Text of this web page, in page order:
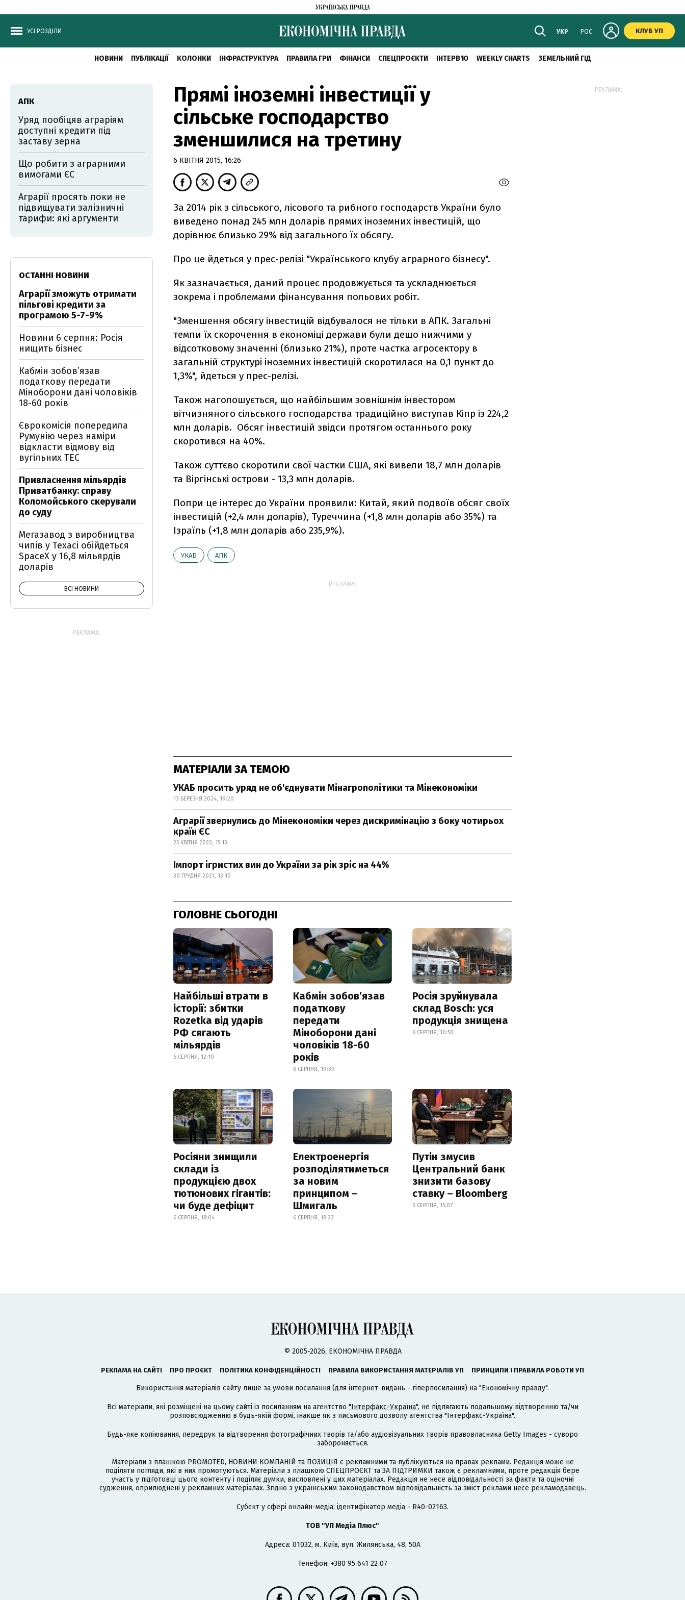
УСІ РОЗДІЛИ УКР РОС КЛУБ УП
НОВИНИ ПУБЛІКАЦІЇ КОЛОНКИ ІНФРАСТРУКТУРА ПРАВИЛА ГРИ ФІНАНСИ СПЕЦПРОЄКТИ ІНТЕРВ'Ю WEEKLY CHARTS ЗЕМЕЛЬНИЙ ГІД
Прямі іноземні інвестиції у
сільське господарство
зменшилися на третину
6 КВІТНЯ 2015, 16:26
За 2014 рік з сільського, лісового та рибного господарств України було
виведено понад 245 млн доларів прямих іноземних інвестицій, що
дорівнює близько 29% від загального їх обсягу.
Про це йдеться у прес-релізі "Українського клубу аграрного бізнесу".
Як зазначається, даний процес продовжується та ускладнюється
зокрема і проблемами фінансування польових робіт.
"Зменшення обсягу інвестицій відбувалося не тільки в АПК. Загальні
темпи їх скорочення в економіці держави були дещо нижчими у
відсотковому значенні (близько 21%), проте частка агросектору в
загальній структурі іноземних інвестицій скоротилася на 0,1 пункт до
1,3%", йдеться у прес-релізі.
Також наголошується, що найбільшим зовнішнім інвестором
вітчизняного сільського господарства традиційно виступав Кіпр із 224,2
млн доларів. Обсяг інвестицій звідси протягом останнього року
скоротився на 40%.
Також суттєво скоротили свої частки США, які вивели 18,7 млн доларів
та Віргінські острови - 13,3 млн доларів.
Попри це інтерес до України проявили: Китай, який подвоїв обсяг своїх
інвестицій (+2,4 млн доларів), Туреччина (+1,8 млн доларів або 35%) та
Ізраїль (+1,8 млн доларів або 235,9%).
УКАБ АПК
РЕКЛАМА:
МАТЕРІАЛИ ЗА ТЕМОЮ
УКАБ просить уряд не об'єднувати Мінагрополітики та Мінекономіки
13 БЕРЕЗНЯ 2024, 19:20
Аграрії звернулись до Мінекономіки через дискримінацію з боку чотирьох
країн ЄС
25 КВІТНЯ 2023, 15:13
Імпорт ігристих вин до України за рік зріс на 44%
30 ГРУДНЯ 2021, 13:10
ГОЛОВНЕ СЬОГОДНІ
Найбільші втрати в
історії: збитки
Rozetka від ударів
РФ сягають
мільярдів
6 СЕРПНЯ, 12:10
Кабмін зобовʼязав
податкову
передати
Міноборони дані
чоловіків 18-60
років
6 СЕРПНЯ, 19:39
Росія зруйнувала
склад Bosch: уся
продукція знищена
6 СЕРПНЯ, 10:50
Росіяни знищили
склади із
продукцією двох
тютюнових гігантів:
чи буде дефіцит
6 СЕРПНЯ, 18:04
Електроенергія
розподілятиметься
за новим
принципом –
Шмигаль
6 СЕРПНЯ, 18:23
Путін змусив
Центральний банк
знизити базову
ставку – Bloomberg
6 СЕРПНЯ, 15:07
АПК
Уряд пообіцяв аграріям
доступні кредити під
заставу зерна
Що робити з аграрними
вимогами ЄС
Аграрії просять поки не
підвищувати залізничні
тарифи: які аргументи
ОСТАННІ НОВИНИ
Аграрії зможуть отримати
пільгові кредити за
програмою 5-7-9%
Новини 6 серпня: Росія
нищить бізнес
Кабмін зобовʼязав
податкову передати
Міноборони дані чоловіків
18-60 років
Єврокомісія попередила
Румунію через наміри
відкласти відмову від
вугільних ТЕС
Привласнення мільярдів
Приватбанку: справу
Коломойського скерували
до суду
Мегазавод з виробництва
чипів у Техасі обійдеться
SpaceX у 16,8 мільярдів
доларів
ВСІ НОВИНИ
РЕКЛАМА:
РЕКЛАМА:
© 2005-2026, ЕКОНОМІЧНА ПРАВДА
РЕКЛАМА НА САЙТІ ПРО ПРОЄКТ ПОЛІТИКА КОНФІДЕНЦІЙНОСТІ ПРАВИЛА ВИКОРИСТАННЯ МАТЕРІАЛІВ УП ПРИНЦИПИ І ПРАВИЛА РОБОТИ УП
Використання матеріалів сайту лише за умови посилання (для інтернет-видань - гіперпосилання) на "Економічну правду".
Всі матеріали, які розміщені на цьому сайті із посиланням на агентство "Інтерфакс-Україна", не підлягають подальшому відтворенню та/чи
розповсюдженню в будь-якій формі, інакше як з письмового дозволу агентства "Інтерфакс-Україна".
Будь-яке копіювання, передрук та відтворення фотографічних творів та/або аудіовізуальних творів правовласника Getty Images - суворо
забороняється.
Матеріали з плашкою PROMOTED, НОВИНИ КОМПАНІЙ та ПОЗИЦІЯ є рекламними та публікуються на правах реклами. Редакція може не
поділяти погляди, які в них промотуються. Матеріали з плашкою СПЕЦПРОЄКТ та ЗА ПІДТРИМКИ також є рекламними, проте редакція бере
участь у підготовці цього контенту і поділяє думки, висловлені у цих матеріалах. Редакція не несе відповідальності за факти та оціночні
судження, оприлюднені у рекламних матеріалах. Згідно з українським законодавством відповідальність за зміст реклами несе рекламодавець.
Cубєкт у сфері онлайн-медіа; ідентифікатор медіа - R40-02163.
ТОВ "УП Медіа Плюс"
Адреса: 01032, м. Київ, вул. Жилянська, 48, 50А
Телефон: +380 95 641 22 07